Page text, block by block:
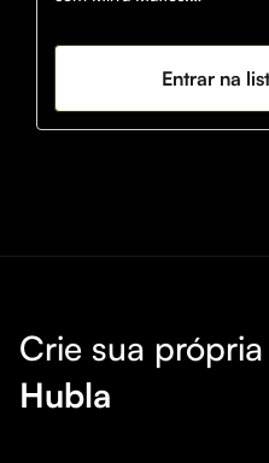
Com uma didática simples
Aprenda a usar a Astrologia
poderosa para o seu
emocional e poder pessoal.
Entrar na
Crie sua
Hubla